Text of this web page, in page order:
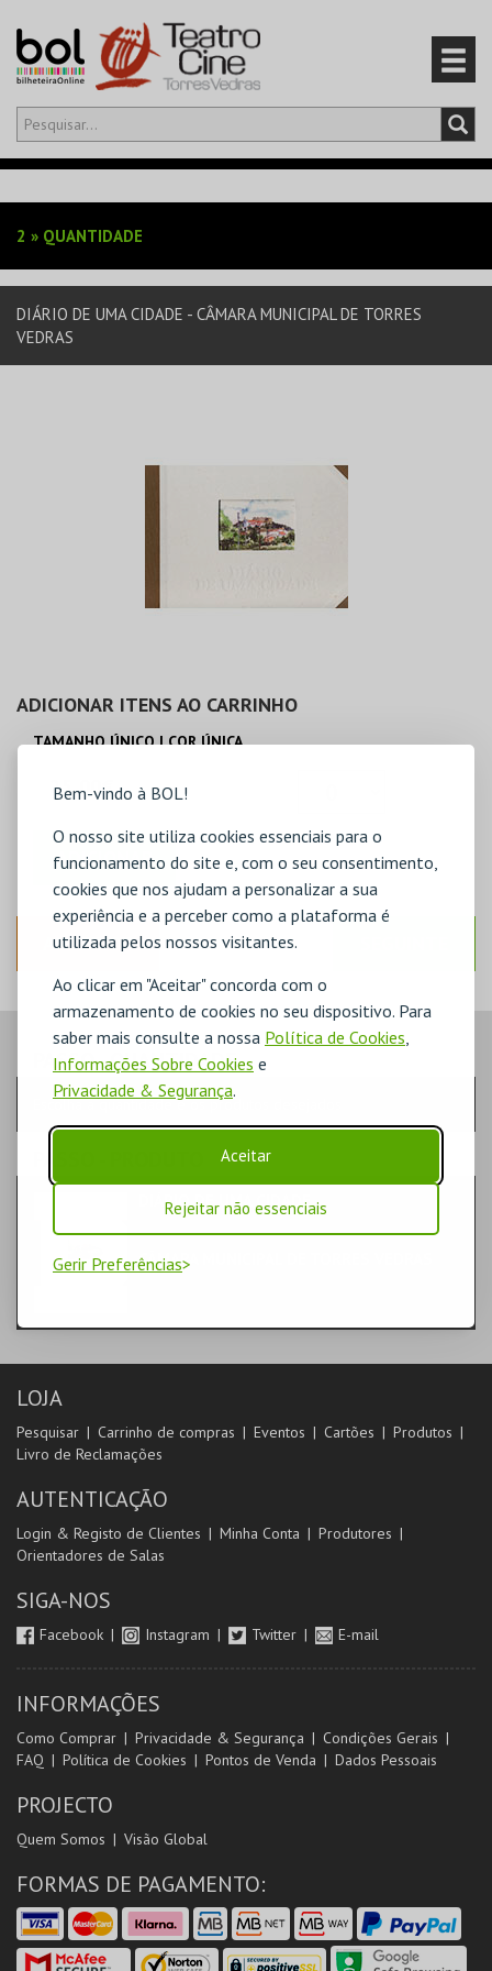
Bem-vindo à BOL!
O nosso site utiliza cookies essenciais para o
funcionamento do site e, com o seu consentimento,
cookies que nos ajudam a personalizar a sua
experiência e a perceber como a plataforma é
utilizada pelos nossos visitantes.
Ao clicar em "Aceitar" concorda com o
armazenamento de cookies no seu dispositivo. Para
saber mais consulte a nossa Política de Cookies,
Informações Sobre Cookies e
Privacidade & Segurança.
Aceitar
Rejeitar não essenciais
Gerir Preferências
Olá,iniciar sessão
EVENTOS
CARTÕES
2 » QUANTIDADE
DIÁRIO DE UMA CIDADE - CÂMARA MUNICIPAL DE TORRES
VEDRAS
ADICIONAR ITENS AO CARRINHO
TAMANHO ÚNICO | COR ÚNICA
25,00€
ADICIONAR
ANTERIOR
PASSO- QUANTIDADE
Escolha a quantidade e os produtos desejados
DIÁRIO DE UMA CIDADE
LIVROS
CÂMARA MUNICIPAL DE TORRES VEDRAS
LOJA
Pesquisar Carrinho de compras Eventos Cartões
Produtos
Livro de Reclamações
AUTENTICAÇÃO
Login & Registo de Clientes Minha Conta
Produtores
Orientadores de Salas
SIGA-NOS
Facebook Instagram Twitter E-mail
INFORMAÇÕES
Como Comprar Privacidade & Segurança
Condições Gerais
FAQ
Política de Cookies Pontos de Venda Dados Pessoais
PROJECTO
Quem Somos Visão Global
FORMAS DE PAGAMENTO: